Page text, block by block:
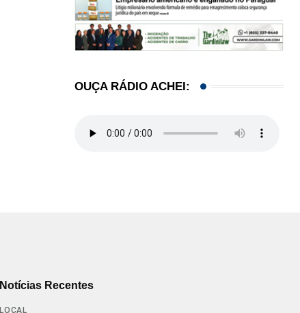
OUÇA RÁDIO ACHEI:
Notícias Recentes
LOCAL